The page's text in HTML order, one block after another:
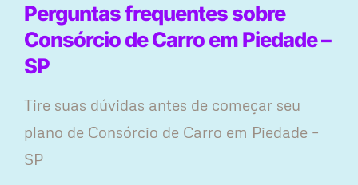
Perguntas frequentes sobre
Consórcio de Carro em Piedade –
SP
Tire suas dúvidas antes de começar seu
plano ​de Consórcio de Carro em Piedade –
SP